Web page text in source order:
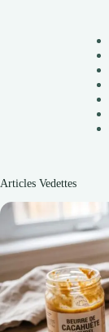
Articles Vedettes